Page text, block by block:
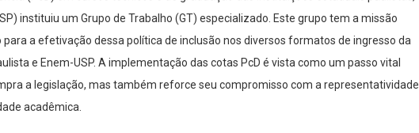
instituiu um Grupo de Trabalho (GT) especializado. Este grupo tem a missão
a efetivação dessa política de inclusão nos diversos formatos de ingresso da
e Enem-USP. A implementação das cotas PcD é vista como um passo vital
a legislação, mas também reforce seu compromisso com a representatividade
acadêmica.